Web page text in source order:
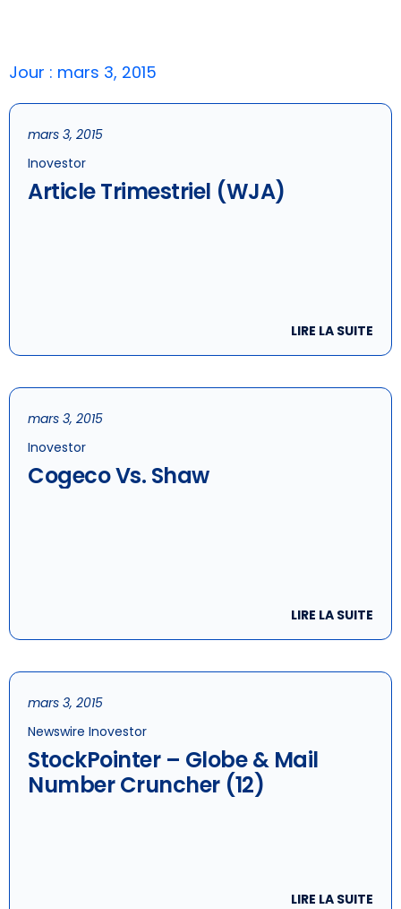
Jour : mars 3, 2015
mars 3, 2015
Inovestor
Article Trimestriel (WJA)
LIRE LA SUITE
mars 3, 2015
Inovestor
Cogeco Vs. Shaw
LIRE LA SUITE
mars 3, 2015
Newswire Inovestor
StockPointer – Globe & Mail
Number Cruncher (12)
LIRE LA SUITE